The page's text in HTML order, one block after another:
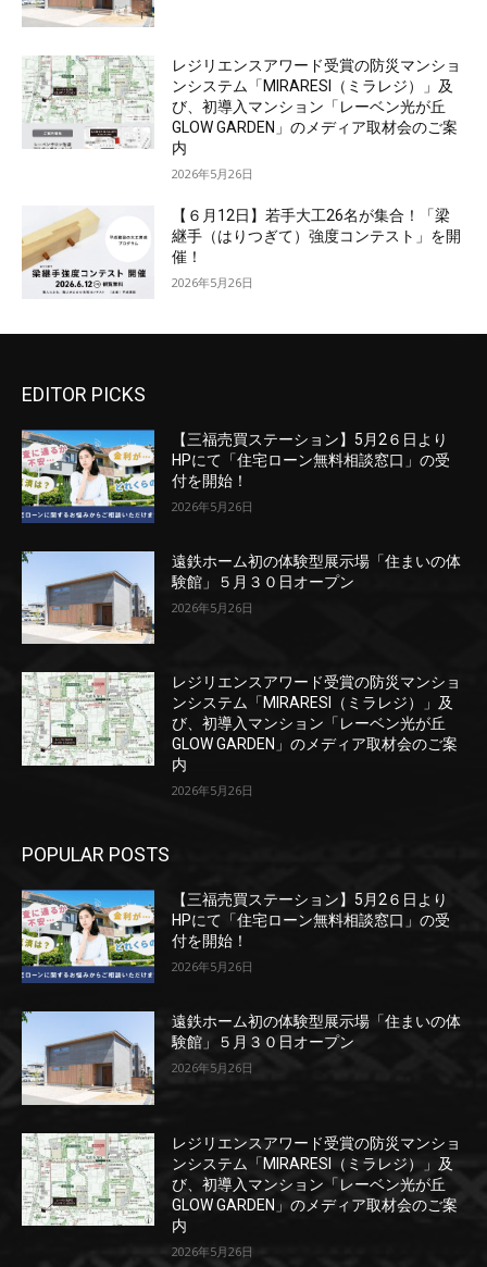
レジリエンスアワード受賞の防災マンショ
ンシステム「MIRARESI（ミラレジ）」及
び、初導入マンション「レーベン光が丘
GLOW GARDEN」のメディア取材会のご案
内
2026年5月26日
【６月12日】若手大工26名が集合！「梁
継手（はりつぎて）強度コンテスト」を開
催！
2026年5月26日
EDITOR PICKS
【三福売買ステーション】5月2６日より
HPにて「住宅ローン無料相談窓口」の受
付を開始！
2026年5月26日
遠鉄ホーム初の体験型展示場「住まいの体
験館」５月３０日オープン
2026年5月26日
レジリエンスアワード受賞の防災マンショ
ンシステム「MIRARESI（ミラレジ）」及
び、初導入マンション「レーベン光が丘
GLOW GARDEN」のメディア取材会のご案
内
2026年5月26日
POPULAR POSTS
【三福売買ステーション】5月2６日より
HPにて「住宅ローン無料相談窓口」の受
付を開始！
2026年5月26日
遠鉄ホーム初の体験型展示場「住まいの体
験館」５月３０日オープン
2026年5月26日
レジリエンスアワード受賞の防災マンショ
ンシステム「MIRARESI（ミラレジ）」及
び、初導入マンション「レーベン光が丘
GLOW GARDEN」のメディア取材会のご案
内
2026年5月26日